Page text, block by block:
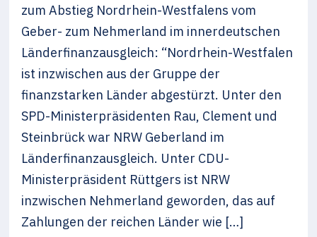
zum Abstieg Nordrhein-Westfalens vom
Geber- zum Nehmerland im innerdeutschen
Länderfinanzausgleich: “Nordrhein-Westfalen
ist inzwischen aus der Gruppe der
finanzstarken Länder abgestürzt. Unter den
SPD-Ministerpräsidenten Rau, Clement und
Steinbrück war NRW Geberland im
Länderfinanzausgleich. Unter CDU-
Ministerpräsident Rüttgers ist NRW
inzwischen Nehmerland geworden, das auf
Zahlungen der reichen Länder wie […]